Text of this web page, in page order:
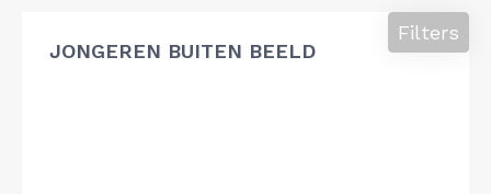
JONGEREN BUITEN BEELD
Filters